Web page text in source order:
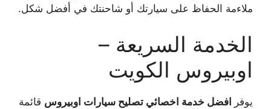
ملاءمة الحفاظ على سيارتك أو شاحنتك في أفضل شكل.
الخدمة السريعة –
اوبيروس الكويت
يوفر افضل خدمة اخصائي تصليح سيارات اوبيروس قائمة